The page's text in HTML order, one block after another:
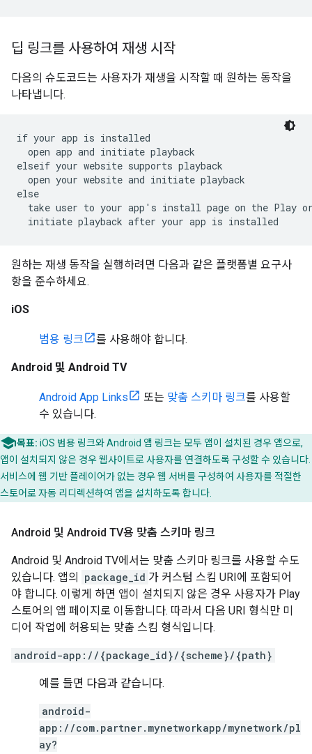
딥 링크를 사용하여 재생 시작
다음의 슈도코드는 사용자가 재생을 시작할 때 원하는 동작을
나타냅니다.
if your app is installed
  open app and initiate playback
elseif your website supports playback
  open your website and initiate playback
else
take user to your app's install page on the Play
  initiate playback after your app is installed
원하는 재생 동작을 실행하려면 다음과 같은 플랫폼별 요구사
항을 준수하세요.
iOS
범용 링크 를 사용해야 합니다.
Android 및 Android TV
Android App Links 또는 맞춤 스키마 링크를 사용할
수 있습니다.
목표: iOS 범용 링크와 Android 앱 링크는 모두 앱이 설치된 경우 앱으로,
앱이 설치되지 않은 경우 웹사이트로 사용자를 연결하도록 구성할 수 있습니다.
서비스에 웹 기반 플레이어가 없는 경우 웹 서버를 구성하여 사용자를 적절한
스토어로 자동 리디렉션하여 앱을 설치하도록 합니다.
Android 및 Android TV용 맞춤 스키마 링크
Android 및 Android TV에서는 맞춤 스키마 링크를 사용할 수도
있습니다. 앱의
package_id 가 커스텀 스킴 URI에 포함되어
야 합니다. 이렇게 하면 앱이 설치되지 않은 경우 사용자가 Play
스토어의 앱 페이지로 이동합니다. 따라서 다음 URI 형식만 미
디어 작업에 허용되는 맞춤 스킴 형식입니다.
android-app://{package_id}/{scheme}/{path}
예를 들면 다음과 같습니다.
android-
app://com.partner.mynetworkapp/mynetwork/pl
ay?